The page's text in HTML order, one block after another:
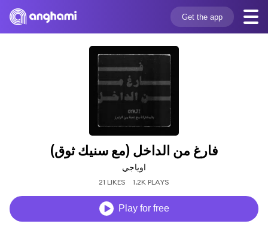
Get the app
فارغ من الداخل (مع سنيك ثوق)
اوياجي
21 LIKES 1.2K PLAYS
Play for free